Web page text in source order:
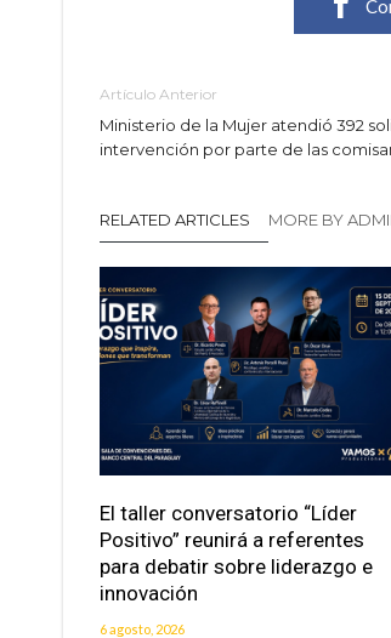
Artículo Anterior
Ministerio de la Mujer atendió 392
intervención por parte de las
RELATED ARTICLES MORE BY
El taller conversatorio “Líder
Positivo” reunirá a referentes
para debatir sobre liderazgo e
innovación
6 agosto, 2026